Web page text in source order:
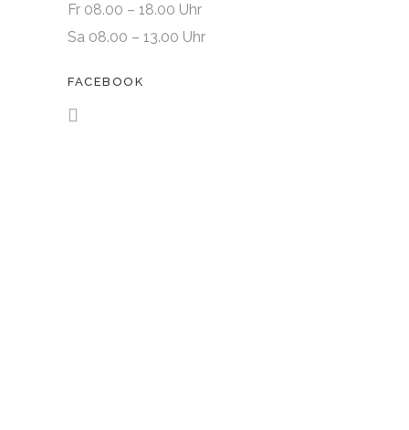
Fr 08.00 – 18.00 Uhr
Sa 08.00 – 13.00 Uhr
FACEBOOK